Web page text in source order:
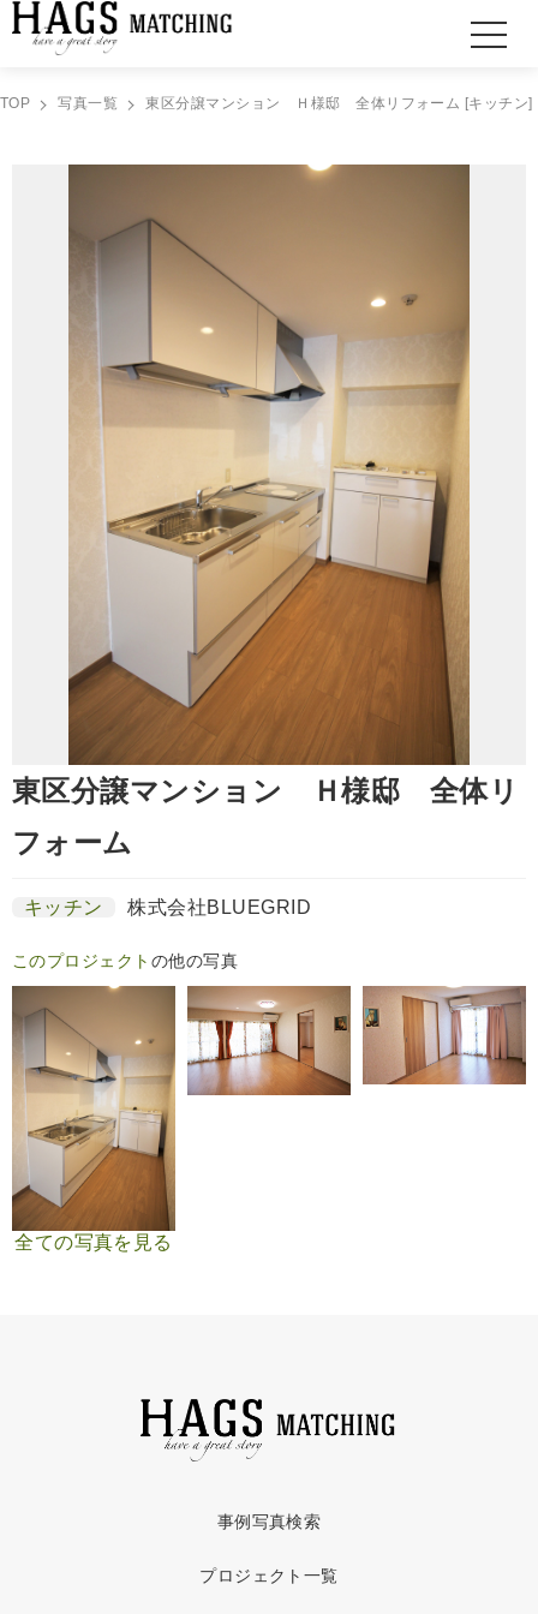
TOP 写真一覧 東区分譲マンション Ｈ様邸 全体リフォーム [キッチン]
東区分譲マンション Ｈ様邸 全体リ
フォーム
キッチン 株式会社BLUEGRID
このプロジェクト の他の写真
全ての写真を見る
事例写真検索
プロジェクト一覧